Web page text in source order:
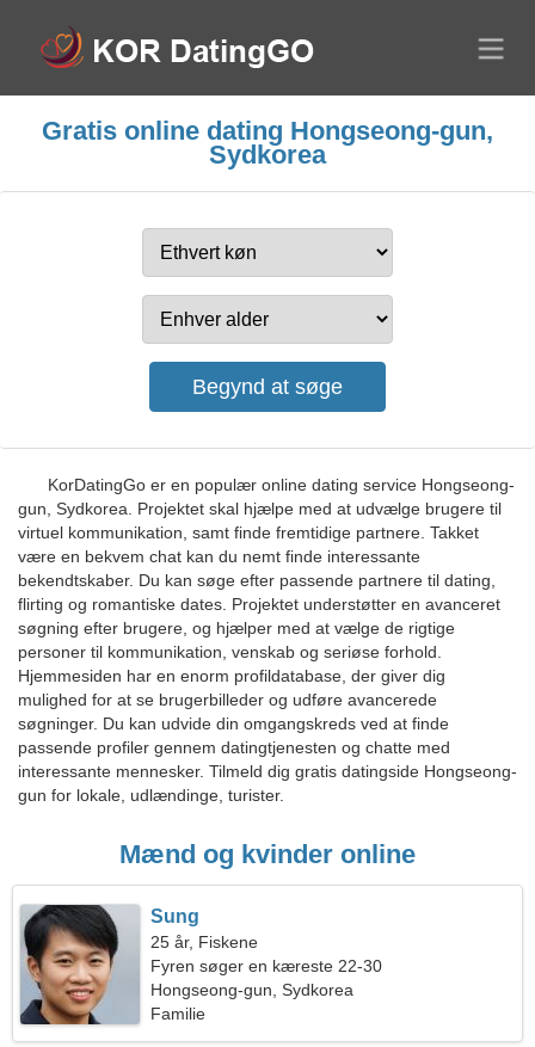
Gratis online dating Hongseong-gun,
Sydkorea
KorDatingGo er en populær online dating service Hongseong-
gun, Sydkorea. Projektet skal hjælpe med at udvælge brugere til
virtuel kommunikation, samt finde fremtidige partnere. Takket
være en bekvem chat kan du nemt finde interessante
bekendtskaber. Du kan søge efter passende partnere til dating,
flirting og romantiske dates. Projektet understøtter en avanceret
søgning efter brugere, og hjælper med at vælge de rigtige
personer til kommunikation, venskab og seriøse forhold.
Hjemmesiden har en enorm profildatabase, der giver dig
mulighed for at se brugerbilleder og udføre avancerede
søgninger. Du kan udvide din omgangskreds ved at finde
passende profiler gennem datingtjenesten og chatte med
interessante mennesker. Tilmeld dig gratis datingside Hongseong-
gun for lokale, udlændinge, turister.
Mænd og kvinder online
Sung
25 år, Fiskene
Fyren søger en kæreste 22-30
Hongseong-gun, Sydkorea
Familie